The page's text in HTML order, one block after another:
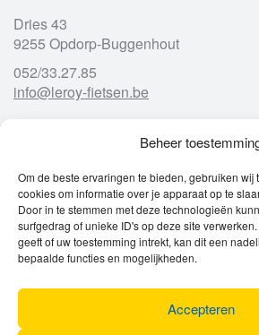
Beheer
Om de beste ervaringen te bieden, gebruiken
cookies om informatie over je apparaat op te
Door in te stemmen met deze technologieën
surfgedrag of unieke ID's op deze site
geeft of uw toestemming intrekt, kan dit een
bepaalde functies en mogelijkheden.
Accepteren
Dries 43
9255 Opdorp-Buggenhout
052/33.27.85
info@leroy-fietsen.be
Openingsuren
Ma
gesloten
Di
9u – 12u
13u – 18u00
Wo
9u – 12u
13u – 18u00
Do
9u – 12u
13u – 18u00
Za